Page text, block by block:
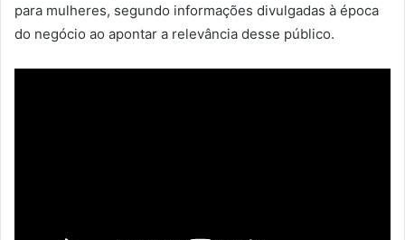
para mulheres, segundo informações divulgadas à época
do negócio ao apontar a relevância desse público.